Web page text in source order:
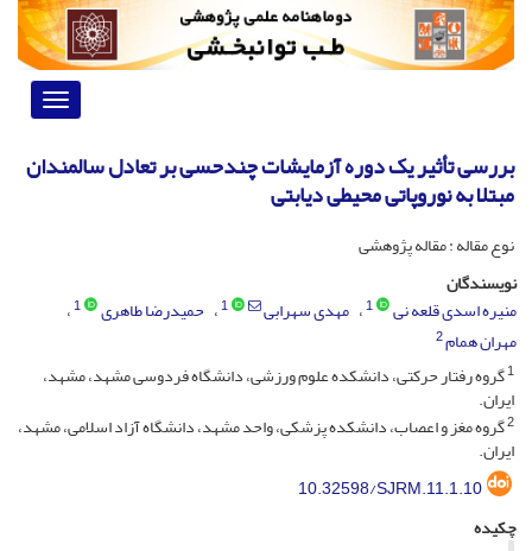
Toggle
بررسی تأثیر یک دوره آزمایشات چندحسی بر تعادل ‌سالمندان
مبتلا به نوروپاتی محیطی دیابتی
نوع مقاله : مقاله پژوهشی
نویسندگان
منیره اسدی قلعه نی
1 مهدی سهرابی 1 حمیدرضا طاهری 1
مهران همام2
1گروه رفتار حرکتی، دانشکده علوم ‌ورزشی، دانشگاه فردوسی مشهد، مشهد،
ایران.
2گروه مغز و اعصاب، دانشکده پزشکی، واحد مشهد، دانشگاه آزاد اسلامی، مشهد،
ایران.
10.32598/SJRM.11.1.10
چکیده